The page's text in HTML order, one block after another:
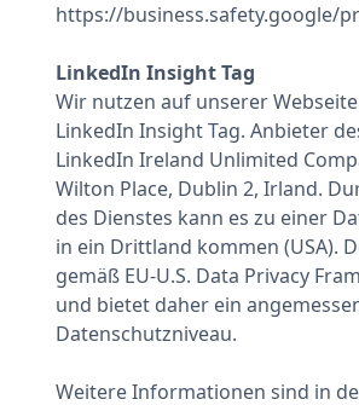
https://business.safety.google/
LinkedIn Insight Tag
Wir nutzen auf unserer
LinkedIn Insight Tag. Anbieter
LinkedIn Ireland Unlimited
Wilton Place, Dublin 2, Irland.
des Dienstes kann es zu einer
in ein Drittland kommen (USA).
gemäß EU-U.S. Data Privacy
und bietet daher ein
Datenschutzniveau.
Weitere Informationen sind in